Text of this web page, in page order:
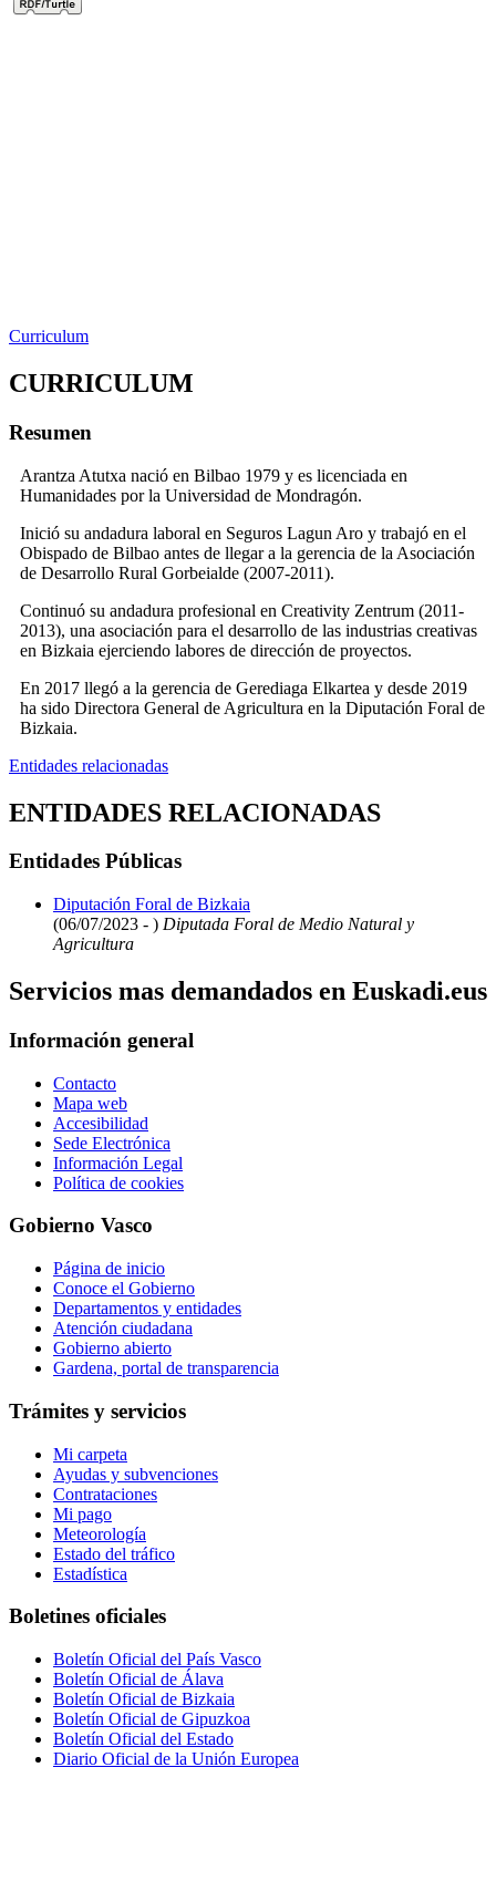
Curriculum
CURRICULUM
Resumen
Arantza Atutxa nació en Bilbao 1979 y es licenciada en
Humanidades por la Universidad de Mondragón.
Inició su andadura laboral en Seguros Lagun Aro y trabajó en el
Obispado de Bilbao antes de llegar a la gerencia de la Asociación
de Desarrollo Rural Gorbeialde (2007-2011).
Continuó su andadura profesional en Creativity Zentrum (2011-
2013), una asociación para el desarrollo de las industrias creativas
en Bizkaia ejerciendo labores de dirección de proyectos.
En 2017 llegó a la gerencia de Gerediaga Elkartea y desde 2019
ha sido Directora General de Agricultura en la Diputación Foral de
Bizkaia.
Entidades relacionadas
ENTIDADES RELACIONADAS
Entidades Públicas
Diputación Foral de Bizkaia
(06/07/2023 - ) Diputada Foral de Medio Natural y
Agricultura
Servicios mas demandados en Euskadi.eus
Información general
Contacto
Mapa web
Accesibilidad
Sede Electrónica
Información Legal
Política de cookies
Gobierno Vasco
Página de inicio
Conoce el Gobierno
Departamentos y entidades
Atención ciudadana
Gobierno abierto
Gardena, portal de transparencia
Trámites y servicios
Mi carpeta
Ayudas y subvenciones
Contrataciones
Mi pago
Meteorología
Estado del tráfico
Estadística
Boletines oficiales
Boletín Oficial del País Vasco
Boletín Oficial de Álava
Boletín Oficial de Bizkaia
Boletín Oficial de Gipuzkoa
Boletín Oficial del Estado
Diario Oficial de la Unión Europea